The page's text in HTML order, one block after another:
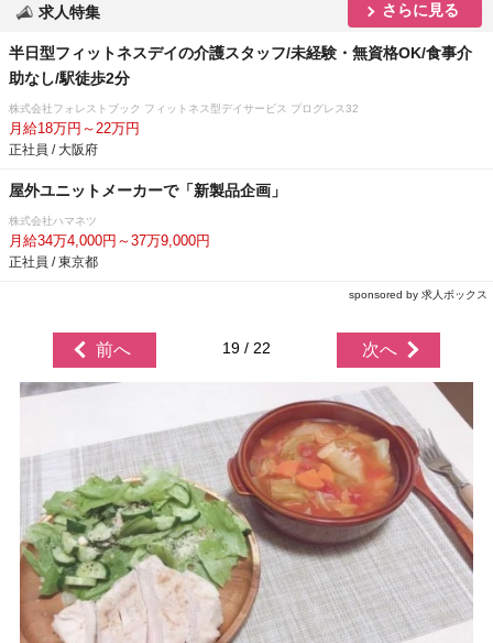
求人特集 さらに見る
半日型フィットネスデイの介護スタッフ/未経験・無資格OK/食事介
助なし/駅徒歩2分
株式会社フォレストブック フィットネス型デイサービス プログレス32
月給18万円～22万円
正社員 / 大阪府
屋外ユニットメーカーで「新製品企画」
株式会社ハマネツ
月給34万4,000円～37万9,000円
正社員 / 東京都
sponsored by 求人ボックス
前へ 19 / 22 次へ